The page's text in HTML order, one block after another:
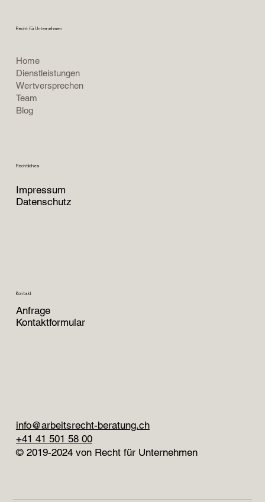
Home
Dienstleistungen
Wertversprechen
Team
Blog
Recht für Unternehmen
Rechtliches
Datenschutz
Impressum
Kontakt
Anfrage
Kontaktformular
info@arbeitsrecht-beratung.ch
+41 41 501 58 00
© 2019-2024 von Recht für Unternehmen